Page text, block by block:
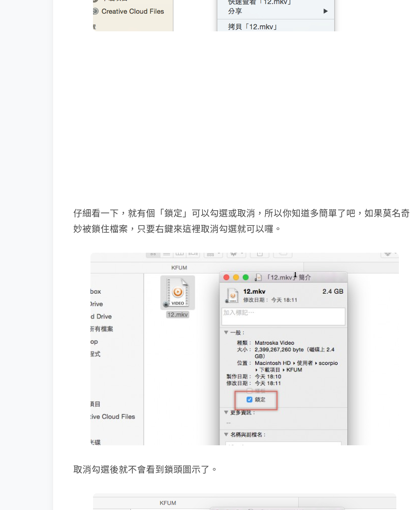
仔細看一下，就有個「鎖定」可以勾選或取消，所以你知道多簡單了吧，如果莫名奇
妙被鎖住檔案，只要右鍵來這裡取消勾選就可以囉。
取消勾選後就不會看到鎖頭圖示了。